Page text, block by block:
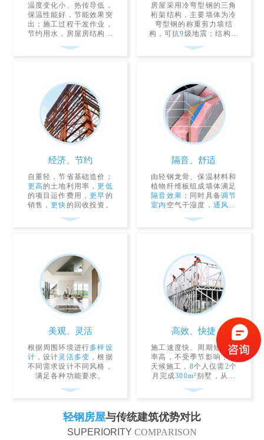
温度变化小、热传导低，
保温性能好，节能效果突
出；施工过程干发作业，
节约用水，房屋房结构材
房屋采用冷弯型钢的三角
桁架结构，主要墙体为冷
弯型钢的称重剪力墙结
构，可抗9级地震；结构寿
经济、节约
自重轻，节省基础造价；
更高的土地利用率，更低
的项目运作费用，更早的
销售，更快的回收投资。
隔音、舒适
由轻钢龙骨、保温材料和
植物纤维板组成墙体满足
隔音效果 ；同时具备调节
室内 空气干湿度， 通风散
美观、灵活
根据周围环境进行多样设
计 ，设计灵活多变 ，根据
不同需求设计不同风格，
满足各种功能要求。
高效、快捷
施工速度快、周期短、效
率高，不受季节影响，全
天候施工， 8个人仅需2个
月完成300m²别墅，从搭
轻钢房屋与传统建筑优势对比
SUPERIORITY COMPARISON